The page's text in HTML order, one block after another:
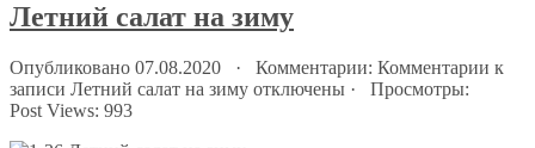
Летний салат на зиму
Опубликовано 07.08.2020 · Комментарии: Комментарии к
записи Летний салат на зиму отключены · Просмотры:
Post Views: 993